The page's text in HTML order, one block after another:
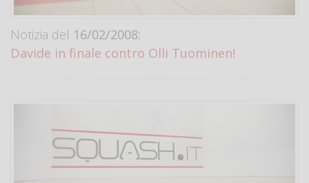
Notizia del 16/02/2008:
Davide in finale contro Olli Tuominen!